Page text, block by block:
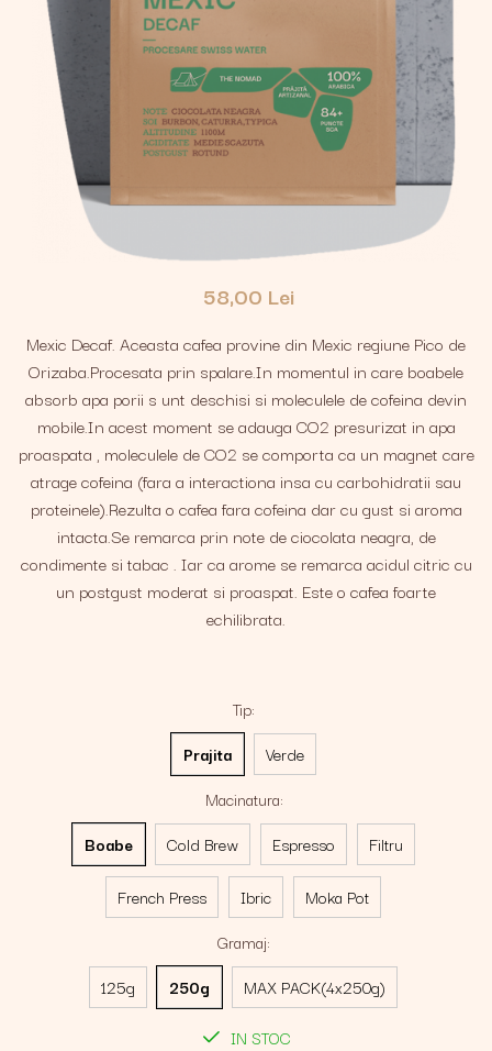
58,00 Lei
Mexic Decaf. Aceasta cafea provine din Mexic regiune Pico de
Orizaba.Procesata prin spalare.In momentul in care boabele
absorb apa porii s unt deschisi si moleculele de cofeina devin
mobile.In acest moment se adauga CO2 presurizat in apa
proaspata , moleculele de CO2 se comporta ca un magnet care
atrage cofeina (fara a interactiona insa cu carbohidratii sau
proteinele).Rezulta o cafea fara cofeina dar cu gust si aroma
intacta.Se remarca prin note de ciocolata neagra, de
condimente si tabac . Iar ca arome se remarca acidul citric cu
un postgust moderat si proaspat. Este o cafea foarte
echilibrata.
Tip:
Prajita
Verde
Macinatura:
Boabe
Cold Brew Espresso Filtru
French Press Ibric
Moka Pot
Gramaj:
125g
250g
MAX PACK(4x250g)
IN STOC